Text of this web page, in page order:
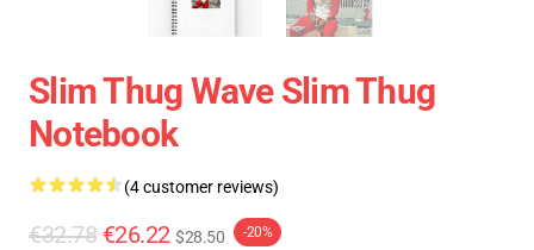
Slim Thug Wave Slim Thug
Notebook
(4 customer reviews)
€32.78 €26.22 $28.50 -20%